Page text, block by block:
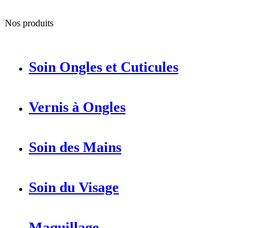
Nos produits
Soin Ongles et Cuticules
Vernis à Ongles
Soin des Mains
Soin du Visage